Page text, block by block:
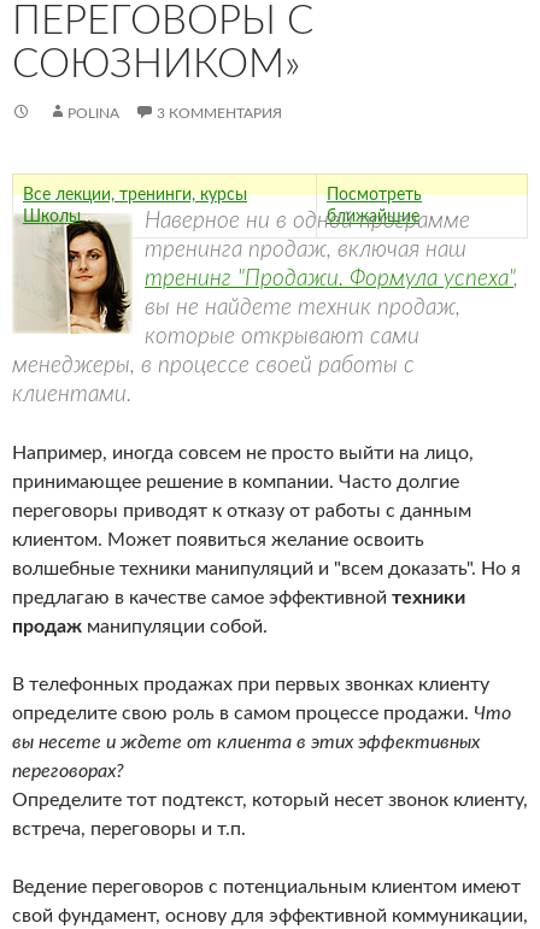
ПЕРЕГОВОРЫ С
СОЮЗНИКОМ»
POLINA 3 КОММЕНТАРИЯ
Все лекции, тренинги, курсы
Школы
Посмотреть
ближайшие
Наверное ни в одной программе
тренинга продаж, включая наш
тренинг "Продажи. Формула успеха",
вы не найдете техник продаж,
которые открывают сами
менеджеры, в процессе своей работы с
клиентами.
Например, иногда совсем не просто выйти на лицо,
принимающее решение в компании. Часто долгие
переговоры приводят к отказу от работы с данным
клиентом. Может появиться желание освоить
волшебные техники манипуляций и "всем доказать". Но я
предлагаю в качестве самое эффективной техники
продаж манипуляции собой.
В телефонных продажах при первых звонках клиенту
определите свою роль в самом процессе продажи. Что
вы несете и ждете от клиента в этих эффективных
переговорах?
Определите тот подтекст, который несет звонок клиенту,
встреча, переговоры и т.п.
Ведение переговоров с потенциальным клиентом имеют
свой фундамент, основу для эффективной коммуникации,